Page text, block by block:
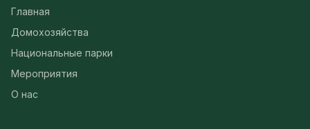
Главная
Домохозяйства
Национальные парки
Мероприятия
О нас